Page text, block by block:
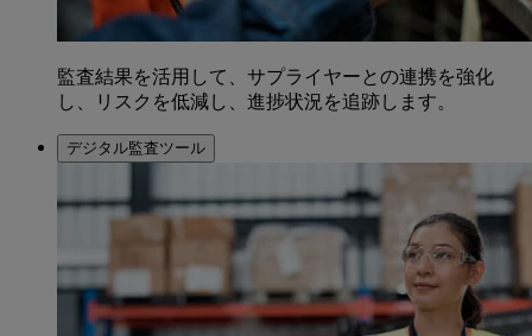
監査結果を活用して、サプライヤーとの連携を強化
し、リスクを低減し、進捗状況を追跡します。
デジタル監査ツール